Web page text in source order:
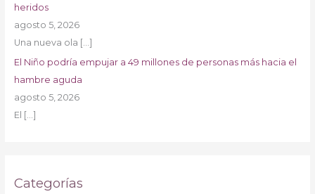
heridos
agosto 5, 2026
Una nueva ola […]
El Niño podría empujar a 49 millones de personas más hacia el
hambre aguda
agosto 5, 2026
El […]
Categorías